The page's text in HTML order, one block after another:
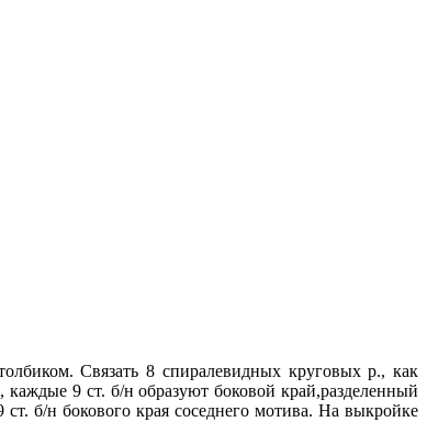
Связать 8 спиралевидных круговых р., как
9 ст. б/н образуют боковой край,разделенный
б/н бокового края соседнего мотива. На выкройке